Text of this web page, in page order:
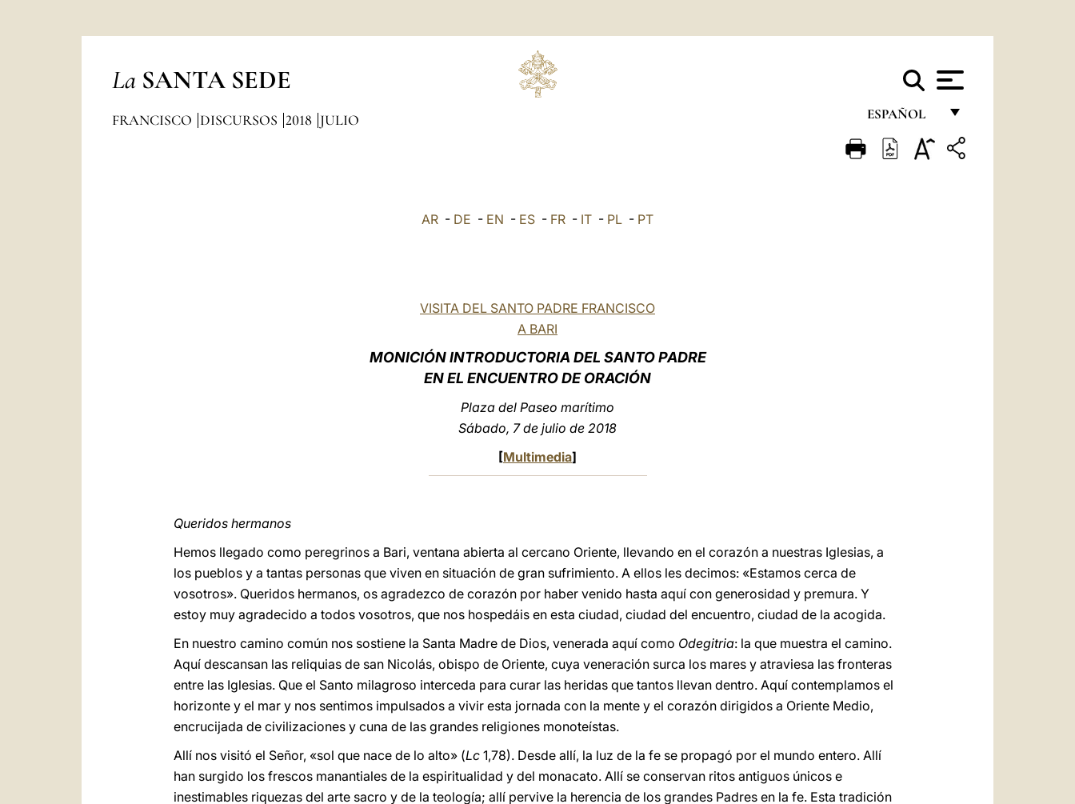
La SANTA SEDE
ESPAÑOL
FRANÇAIS
FRANCISCO DISCURSOS 2018 JULIO
AR - DE - EN - ES - FR - IT - PL - PT
VISITA DEL SANTO PADRE FRANCISCO
A BARI
MONICIÓN INTRODUCTORIA DEL SANTO PADRE
EN EL ENCUENTRO DE ORACIÓN
Plaza del Paseo marítimo
Sábado, 7 de julio de 2018
[Multimedia]
Queridos hermanos
Hemos llegado como peregrinos a Bari, ventana abierta al cercano Oriente, llevando en el corazón a nuestras Iglesias, a
los pueblos y a tantas personas que viven en situación de gran sufrimiento. A ellos les decimos: «Estamos cerca de
vosotros». Queridos hermanos, os agradezco de corazón por haber venido hasta aquí con generosidad y premura. Y
estoy muy agradecido a todos vosotros, que nos hospedáis en esta ciudad, ciudad del encuentro, ciudad de la acogida.
En nuestro camino común nos sostiene la Santa Madre de Dios, venerada aquí como Odegitria: la que muestra el camino.
Aquí descansan las reliquias de san Nicolás, obispo de Oriente, cuya veneración surca los mares y atraviesa las fronteras
entre las Iglesias. Que el Santo milagroso interceda para curar las heridas que tantos llevan dentro. Aquí contemplamos el
horizonte y el mar y nos sentimos impulsados a vivir esta jornada con la mente y el corazón dirigidos a Oriente Medio,
encrucijada de civilizaciones y cuna de las grandes religiones monoteístas.
Allí nos visitó el Señor, «sol que nace de lo alto» (Lc 1,78). Desde allí, la luz de la fe se propagó por el mundo entero. Allí
han surgido los frescos manantiales de la espiritualidad y del monacato. Allí se conservan ritos antiguos únicos e
inestimables riquezas del arte sacro y de la teología; allí pervive la herencia de los grandes Padres en la fe. Esta tradición